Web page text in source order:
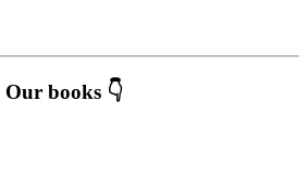
Our books 👇